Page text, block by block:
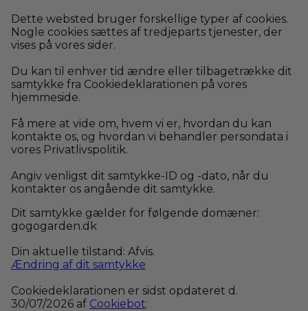
Dette websted bruger forskellige typer af cookies.
Nogle cookies sættes af tredjeparts tjenester, der
vises på vores sider.
Du kan til enhver tid ændre eller tilbagetrække dit
samtykke fra Cookiedeklarationen på vores
hjemmeside.
Få mere at vide om, hvem vi er, hvordan du kan
kontakte os, og hvordan vi behandler persondata i
vores Privatlivspolitik.
Angiv venligst dit samtykke-ID og -dato, når du
kontakter os angående dit samtykke.
Dit samtykke gælder for følgende domæner:
gogogarden.dk
Din aktuelle tilstand: Afvis.
Ændring af dit samtykke
Cookiedeklarationen er sidst opdateret d.
30/07/2026 af Cookiebot: